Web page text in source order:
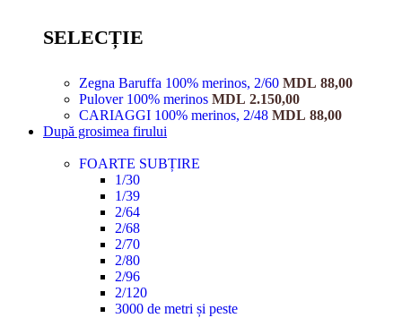
SELECȚIE
Zegna Baruffa 100% merinos, 2/60 MDL 88,00
Pulover 100% merinos MDL 2.150,00
CARIAGGI 100% merinos, 2/48 MDL 88,00
După grosimea firului
FOARTE SUBȚIRE
1/30
1/39
2/64
2/68
2/70
2/80
2/96
2/120
3000 de metri și peste